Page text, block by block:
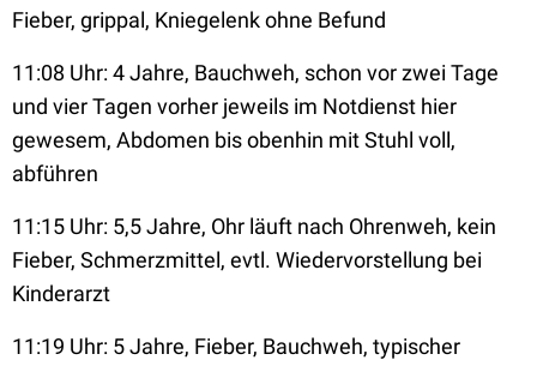
Fieber, grippal, Kniegelenk ohne Befund
11:08 Uhr: 4 Jahre, Bauchweh, schon vor zwei Tage
und vier Tagen vorher jeweils im Notdienst hier
gewesem, Abdomen bis obenhin mit Stuhl voll,
abführen
11:15 Uhr: 5,5 Jahre, Ohr läuft nach Ohrenweh, kein
Fieber, Schmerzmittel, evtl. Wiedervorstellung bei
Kinderarzt
11:19 Uhr: 5 Jahre, Fieber, Bauchweh, typischer